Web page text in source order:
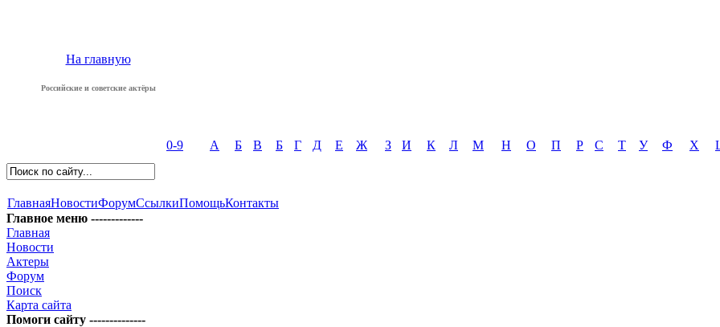
На главную
Российские и советские актёры
0-9 А Б В Б Г Д Е Ж З И К Л М Н О П Р С Т У Ф Х
ГлавнаяНовостиФорумСсылкиПомощьКонтакты
Главное меню -------------
Главная
Новости
Актеры
Форум
Поиск
Карта сайта
Помоги сайту --------------